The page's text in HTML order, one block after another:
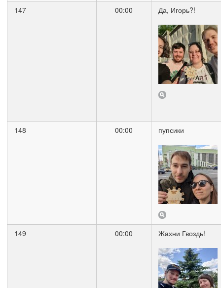
147 00:00 Да, Игорь?!
148 00:00 пупсики
149 00:00 Жахни Гвоздь!